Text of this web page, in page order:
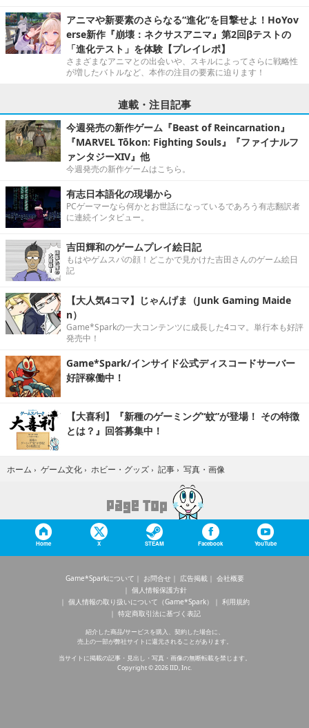
アニマや新要素のさらなる“進化”を目撃せよ！HoYov
erse新作『崩壊：ネクサスアニマ』第2回βテストの
「進化テスト」を体験【プレイレポ】
さまざまなアニマとの出会いや、スキルによってさらに戦略性
が増したバトルなど、本作の注目の要素に迫ります！
連載・注目記事
今週発売の新作ゲーム『Beast of Reincarnation』
『MARVEL Tōkon: Fighting Souls』『ファイナルフ
ァンタジーXIV』他
今週発売の新作ゲームはこちら。
有志日本語化の現場から
PCゲーマーなら何かとお世話になっているであろう有志翻訳者
に連続インタビュー。
吉田輝和のゲームプレイ絵日記
もはやゲムスパの顔！どこかで見かけた吉田さんのゲーム絵日
記
【大人気4コマ】じゃんげま（Junk Gaming Maide
n）
Game*Sparkの一大コンテンツに成長した4コマ。単行本も好評
発売中！
Game*Spark/インサイド公式ディスコードサーバー
好評稼働中！
【大喜利】『新種のゲーミング“蚊”が登場！ その特徴
とは？』回答募集中！
ホーム › ゲーム文化 › ホビー・グッズ › 記事 › 写真・画像
Home X STEAM Facebook YouTube
Game*Sparkについて お問合せ 広告掲載
会社概要
個人情報保護方針
個人情報の取り扱いについて（Game*Spark）
利用規約
特定商取引法に基づく表記
紹介した商品/サービスを購入、契約した場合に、
売上の一部が弊社サイトに還元されることがあります。
当サイトに掲載の記事・見出し・写真・画像の無断転載を禁じます。
Copyright © 2026 IID, Inc.